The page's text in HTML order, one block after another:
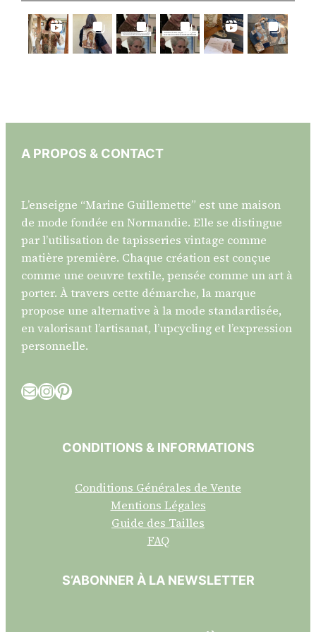
A PROPOS & CONTACT
L’enseigne “Marine Guillemette” est une maison
de mode fondée en Normandie. Elle se distingue
par l’utilisation de tapisseries vintage comme
matière première. Chaque création est conçue
comme une oeuvre textile, pensée comme un art à
porter. À travers cette démarche, la marque
propose une alternative à la mode standardisée,
en valorisant l’artisanat, l’upcycling et l’expression
personnelle.
E-mail InstagramPinterest
CONDITIONS & INFORMATIONS
Conditions Générales de Vente
Mentions Légales
Guide des Tailles
FAQ
S’ABONNER À LA NEWSLETTER